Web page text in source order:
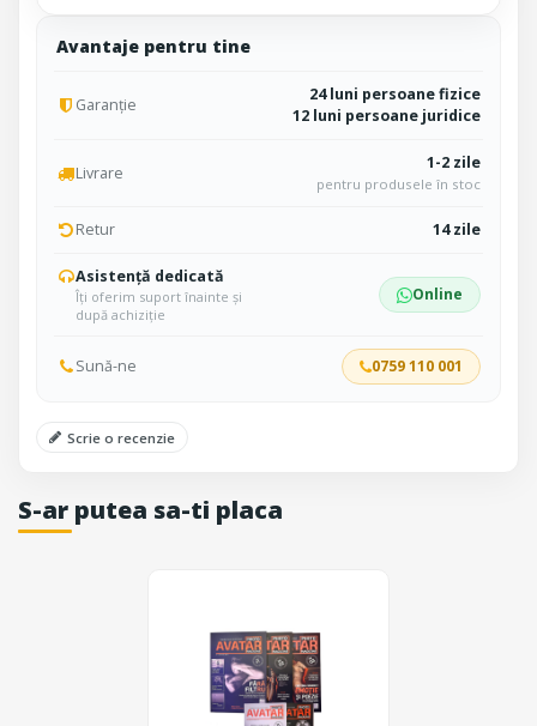
Avantaje pentru tine
Garanție
24 luni persoane fizice
12 luni persoane juridice
Livrare 1-2 zile
pentru produsele în stoc
Retur 14 zile
Asistență dedicată
Îți oferim suport înainte și
după achiziție
Online
Sună-ne 0759 110 001
Scrie o recenzie
S-ar putea sa-ti placa